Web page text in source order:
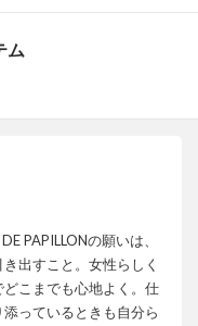
ム
PAPILLONの願いは、
出すこと。女性らしく
こまでも心地よく。仕
っているときも自分ら